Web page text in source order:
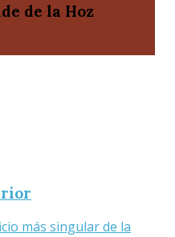
de la Hoz
más singular de la